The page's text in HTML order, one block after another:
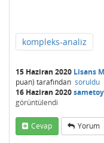
kompleks-analiz
15 Haziran 2020 Lisans
puan) tarafından soruldu
16 Haziran 2020
görüntülendi
Cevap Yorum